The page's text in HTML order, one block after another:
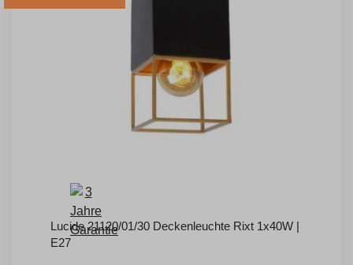
Lucide 21120/01/30 Deckenleuchte Rixt 1x40W |
E27